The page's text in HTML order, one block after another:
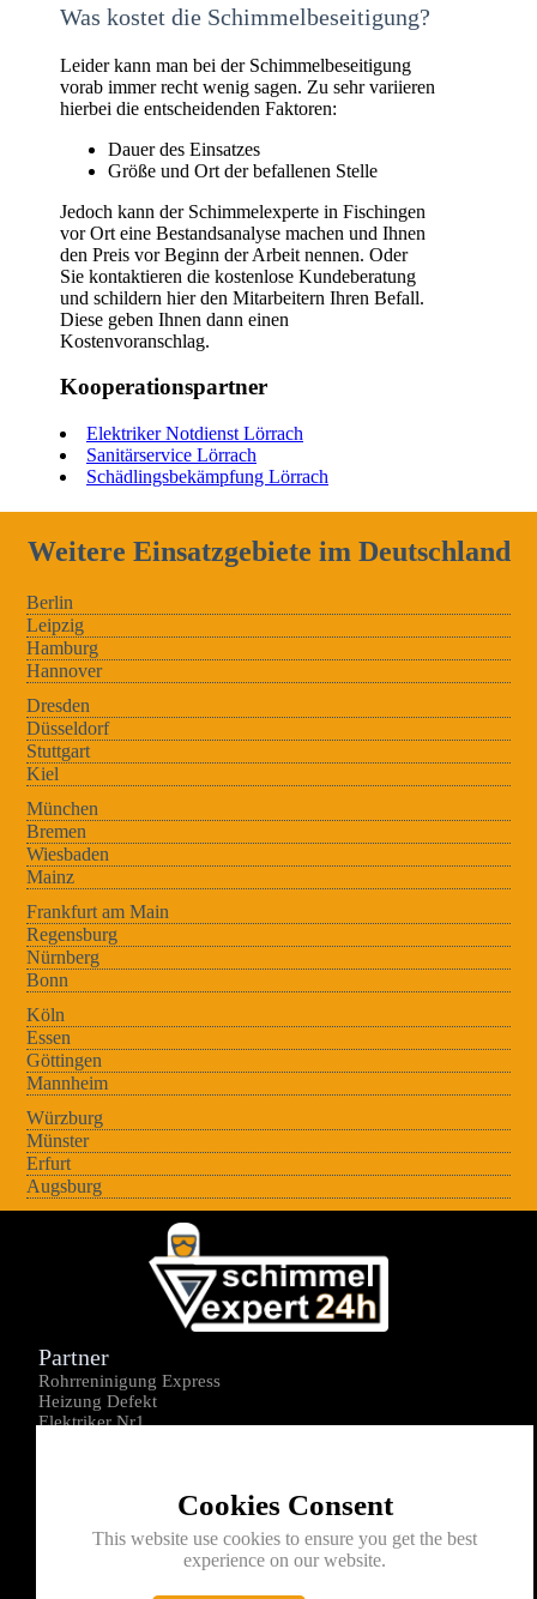
Was kostet die Schimmelbeseitigung?
Leider kann man bei der Schimmelbeseitigung
vorab immer recht wenig sagen. Zu sehr variieren
hierbei die entscheidenden Faktoren:
Dauer des Einsatzes
Größe und Ort der befallenen Stelle
Jedoch kann der Schimmelexperte in Fischingen
vor Ort eine Bestandsanalyse machen und Ihnen
den Preis vor Beginn der Arbeit nennen. Oder
Sie kontaktieren die kostenlose Kundeberatung
und schildern hier den Mitarbeitern Ihren Befall.
Diese geben Ihnen dann einen
Kostenvoranschlag.
Kooperationspartner
Elektriker Notdienst Lörrach
Sanitärservice Lörrach
Schädlingsbekämpfung Lörrach
Weitere Einsatzgebiete im Deutschland
Berlin
Leipzig
Hamburg
Hannover
Dresden
Düsseldorf
Stuttgart
Kiel
München
Bremen
Wiesbaden
Mainz
Frankfurt am Main
Regensburg
Nürnberg
Bonn
Köln
Essen
Göttingen
Mannheim
Würzburg
Münster
Erfurt
Augsburg
Cookies Consent
This website use cookies to ensure you get the best
experience on our website.
Partner
Rohrreninigung Express
Heizung Defekt
Elektriker Nr1
Kontakt